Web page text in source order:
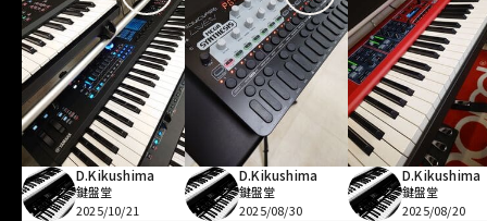
D.Kikushima
鍵盤堂
2025/10/21
D.Kikushima
鍵盤堂
2025/08/30
D.Kikushima
鍵盤堂
2025/08/20